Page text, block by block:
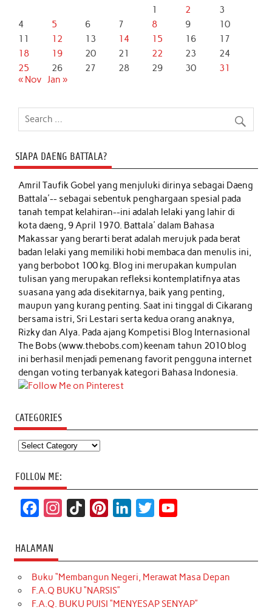
1 2
3
4
5 6 7 8 9
10
11
12 13 14 15 16
17
18
19 20 21 22 23
24
25
26 27 28 29 30
31
« Nov Jan »
SIAPA DAENG BATTALA?
Amril Taufik Gobelyang menjuluki dirinya sebagai Daeng
Battala'-- sebagai sebentuk penghargaan spesial pada
tanah tempat kelahiran--ini adalah lelaki yang lahir di
kota daeng, 9 April 1970. Battala' dalam Bahasa
Makassar yang berarti berat adalah merujuk pada berat
badan lelaki yang memiliki hobi membaca dan menulis ini,
yang berbobot 100 kg. Blog ini merupakan kumpulan
tulisan yang merupakan refleksi kontemplatifnya atas
suasana yang ada disekitarnya, baik yang penting,
maupun yang kurang penting. Saat ini tinggal di Cikarang
bersama istri, Sri Lestari serta kedua orang anaknya,
Rizky dan Alya. Pada ajang Kompetisi Blog Internasional
The Bobs (www.thebobs.com) keenam tahun 2010 blog
ini berhasil menjadi pemenang favorit pengguna internet
dengan voting terbanyak kategori Bahasa Indonesia.
CATEGORIES
Categories
FOLLOW ME:
c
e
b
o
t
a
g
T
o
k
t
e
r
k
e
d
t
t
e
T
u
b
HALAMAN
Buku “Membangun Negeri, Merawat Masa Depan
F.A.Q BUKU “NARSIS”
F.A.Q. BUKU PUISI “MENYESAP SENYAP”